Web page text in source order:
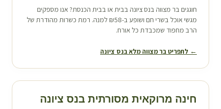
חוגגים בר מצווה בנס ציונה בבית או בבית הכנסת? אנו מספקים
מגשי אוכל בשרי חם ושופע ב-₪58 למנה. רמת כשרות מהודרת של
הרב מחפוד שמכבדת כל אורח.
← לתפריט בר מצווה מלא בנס ציונה
חינה מרוקאית מסורתית בנס ציונה